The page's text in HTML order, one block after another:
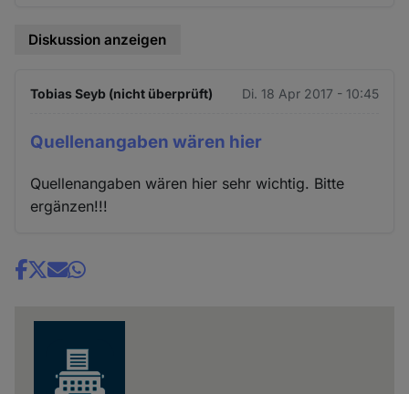
Diskussion anzeigen
Tobias Seyb (nicht überprüft) Di. 18 Apr 2017 - 10:45
Quellenangaben wären hier
Quellenangaben wären hier sehr wichtig. Bitte
ergänzen!!!
Share